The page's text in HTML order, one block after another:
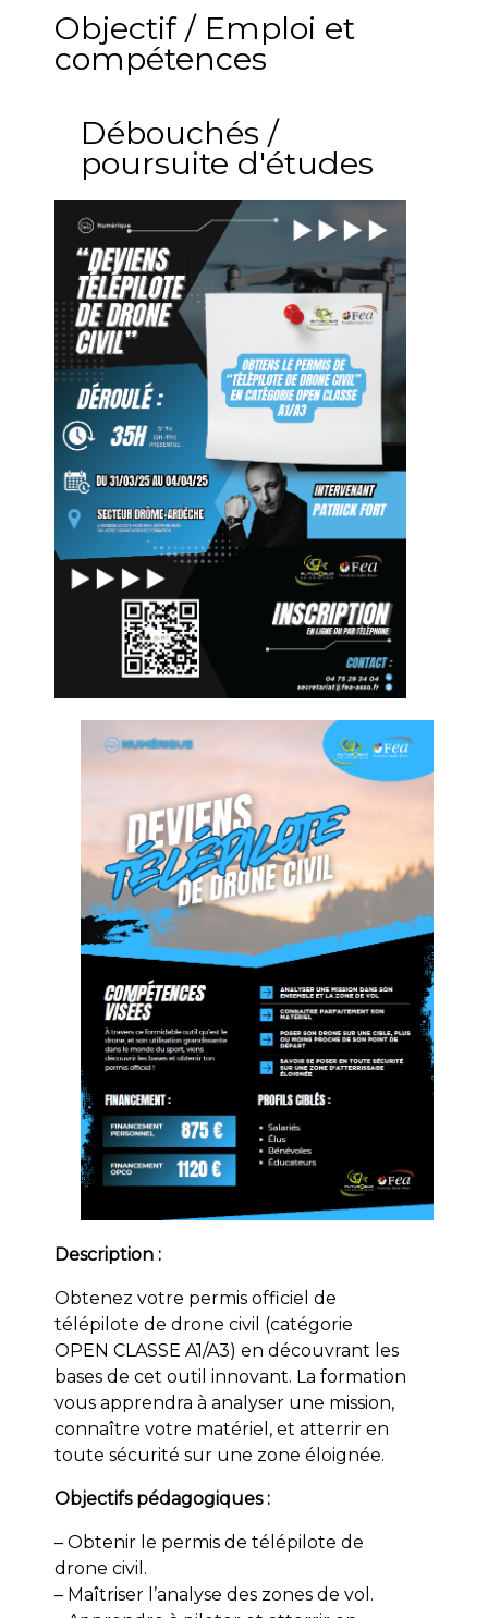
Objectif / Emploi et
compétences
Débouchés /
poursuite d'études
Description :
Obtenez votre permis officiel de
télépilote de drone civil (catégorie
OPEN CLASSE A1/A3) en découvrant les
bases de cet outil innovant. La formation
vous apprendra à analyser une mission,
connaître votre matériel, et atterrir en
toute sécurité sur une zone éloignée.
Objectifs pédagogiques :
– Obtenir le permis de télépilote de
drone civil.
– Maîtriser l’analyse des zones de vol.